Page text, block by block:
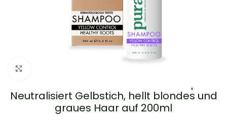
Neutralisiert Gelbstich, hellt blondes und
graues Haar auf 200ml